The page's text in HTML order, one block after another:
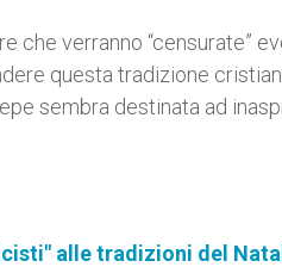
che verranno “censurate”
questa tradizione
sembra destinata ad
alle tradizioni del